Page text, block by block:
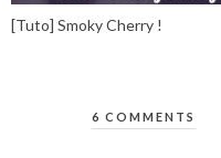
[Tuto] Smoky Cherry !
6 COMMENTS